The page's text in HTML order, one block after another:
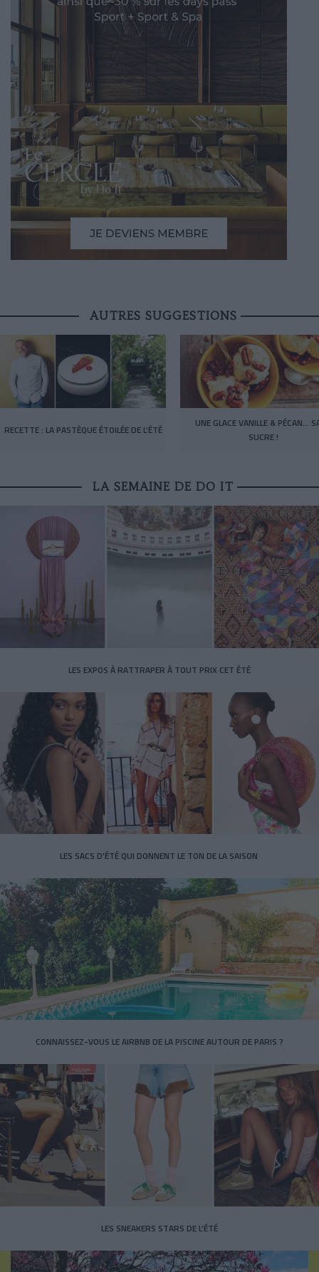
AUTRES SUGGESTIONS
RECETTE : LA PASTÈQUE ÉTOILÉE DE L’ÉTÉ
UNE GLACE VANILLE & PÉCAN…
SUCRE !
LA SEMAINE DE DO IT
LES EXPOS À RATTRAPER À TOUT PRIX CET ÉTÉ
LES SACS D’ÉTÉ QUI DONNENT LE TON DE LA SAISON
CONNAISSEZ-VOUS LE AIRBNB DE LA PISCINE AUTOUR DE PARIS ?
LES SNEAKERS STARS DE L’ÉTÉ